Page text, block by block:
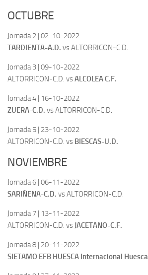
OCTUBRE
Jornada 2 | 02-10-2022
TARDIENTA-A.D. vs ALTORRICON-C.D.
Jornada 3 | 09-10-2022
ALTORRICON-C.D. vsALCOLEA C.F.
Jornada 4 | 16-10-2022
ZUERA-C.D. vs ALTORRICON-C.D.
Jornada 5 | 23-10-2022
ALTORRICON-C.D. vs BIESCAS-U.D.
NOVIEMBRE
Jornada 6 | 06-11-2022
SARIÑENA-C.D. vs ALTORRICON-C.D.
Jornada 7 | 13-11-2022
ALTORRICON-C.D. vs JACETANO-C.F.
Jornada 8 | 20-11-2022
SIETAMO EFB HUESCA Internacional Huesca